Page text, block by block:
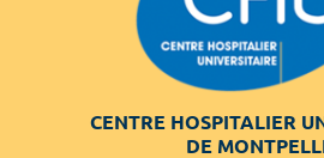
CENTRE HOSPITALIER
DE